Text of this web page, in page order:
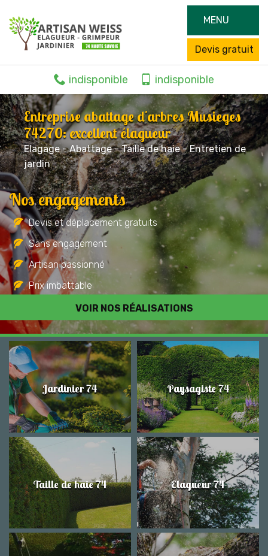
MENU
Devis gratuit
indisponible indisponible
Entreprise abattage d'arbres Musieges
74270: excellent élagueur
Elagage - Abattage - Taille de haie - Entretien de
jardin
VOIR NOS RÉALISATIONS
Nos engagements
Devis et déplacement gratuits
Sans engagement
Artisan passionné
Prix imbattable
Travail de qualité
Jardinier 74 Paysagiste 74
Taille de haie 74 Elagueur 74